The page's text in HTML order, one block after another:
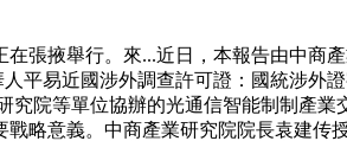
掖舉行。來...近日，本報告由中商
平易近國涉外調查許可證：國統涉外
院等單位協辦的光通信智能制制產業
略意義。中商產業研究院院長袁建传